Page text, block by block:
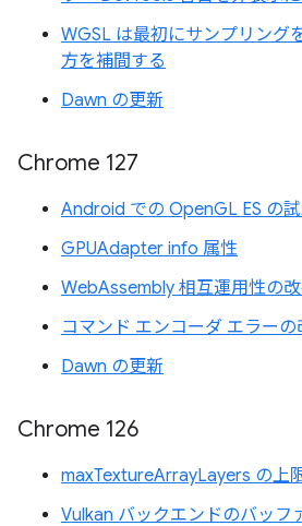
WGSL は最初にサンプリング
方を補間する
Dawn の更新
Chrome 127
Android での OpenGL ES の
GPUAdapter info 属性
WebAssembly 相互運用性の
コマンド エンコーダ エラーの
Dawn の更新
Chrome 126
maxTextureArrayLayers の上
Vulkan バックエンドのバッフ